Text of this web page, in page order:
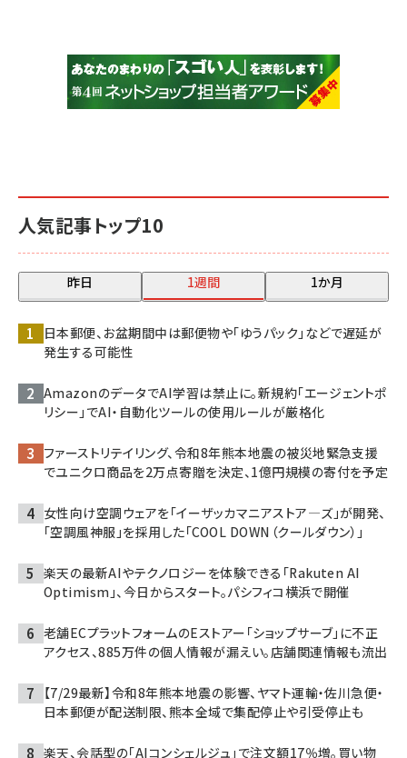
人気記事トップ10
昨日 1週間 1か月
日本郵便、お盆期間中は郵便物や「ゆうパック」などで遅延が
発生する可能性
AmazonのデータでAI学習は禁止に。新規約「エージェントポ
リシー」でAI・自動化ツールの使用ルールが厳格化
ファーストリテイリング、令和8年熊本地震の被災地緊急支援
でユニクロ商品を2万点寄贈を決定、1億円規模の寄付を予定
女性向け空調ウェアを「イーザッカマニアストア―ズ」が開発、
「空調風神服」を採用した「COOL DOWN（クールダウン）」
楽天の最新AIやテクノロジーを体験できる「Rakuten AI
Optimism」、今日からスタート。パシフィコ横浜で開催
老舗ECプラットフォームのEストアー「ショップサーブ」に不正
アクセス、885万件の個人情報が漏えい。店舗関連情報も流出
【7/29最新】令和8年熊本地震の影響、ヤマト運輸・佐川急便・
日本郵便が配送制限、熊本全域で集配停止や引受停止も
楽天、会話型の「AIコンシェルジュ」で注文額17％増。買い物